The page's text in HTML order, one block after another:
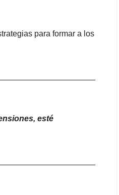
para formar a los
esté